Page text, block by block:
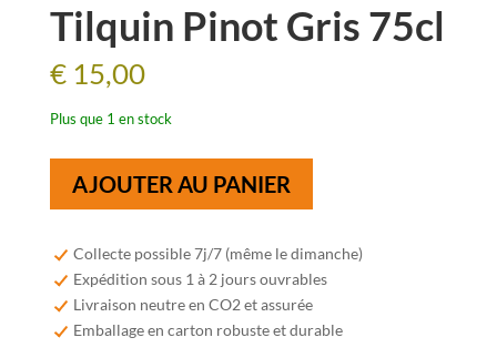
Tilquin Pinot Gris 75cl
€15,00
Plus que 1 en stock
Pinot
Gris
75cl
AJOUTER AU PANIER
Collecte possible 7j/7 (même le dimanche)
Expédition sous 1 à 2 jours ouvrables
Livraison neutre en CO2 et assurée
Emballage en carton robuste et durable